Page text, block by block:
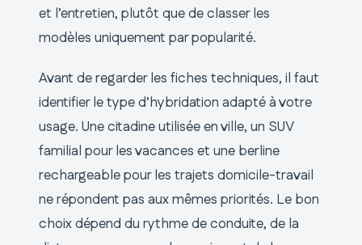
et l’entretien, plutôt que de classer les
modèles uniquement par popularité.
Avant de regarder les fiches techniques, il faut
identifier le type d’hybridation adapté à votre
usage. Une citadine utilisée en ville, un SUV
familial pour les vacances et une berline
rechargeable pour les trajets domicile-travail
ne répondent pas aux mêmes priorités. Le bon
choix dépend du rythme de conduite, de la